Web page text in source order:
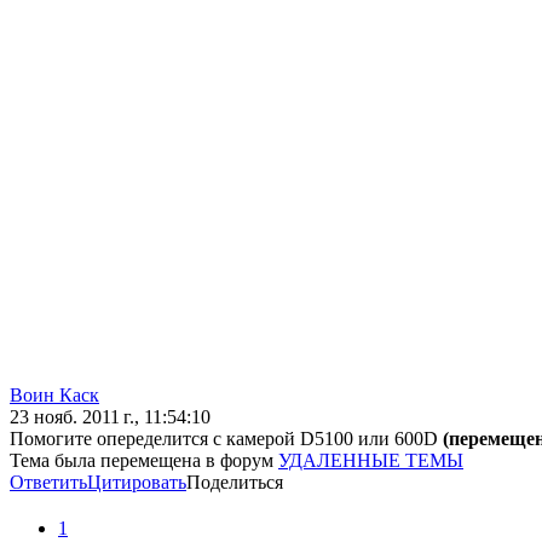
Воин Каск
23 нояб. 2011 г., 11:54:10
Помогите опеределится с камерой D5100 или 600D
Тема была перемещена в форум УДАЛЕННЫЕ ТЕМЫ
ОтветитьЦитироватьПоделиться
1